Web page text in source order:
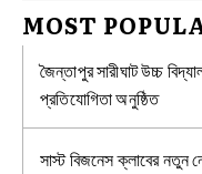
MOST
জৈন্তাপুর সারীঘাট উচ্চ
প্রতিযোগিতা অনুষ্ঠিত
সাস্ট বিজনেস ক্লাবের নতুন